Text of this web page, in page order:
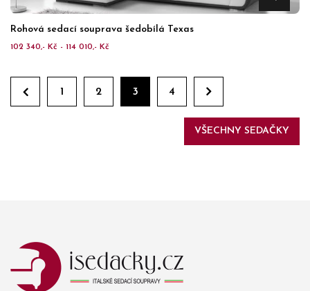
Rohová sedací souprava šedobílá Texas
102 340,- Kč - 114 010,- Kč
1 2 3 4
VŠECHNY SEDAČKY